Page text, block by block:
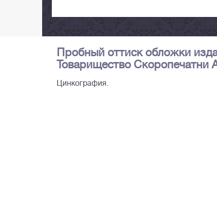
Пробный оттиск обложки
Товарищество Скоропечатни
Цинкография.